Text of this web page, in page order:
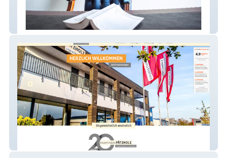
Kanzlei Kleiner & Kollegen
Raumstudio Pätzholz